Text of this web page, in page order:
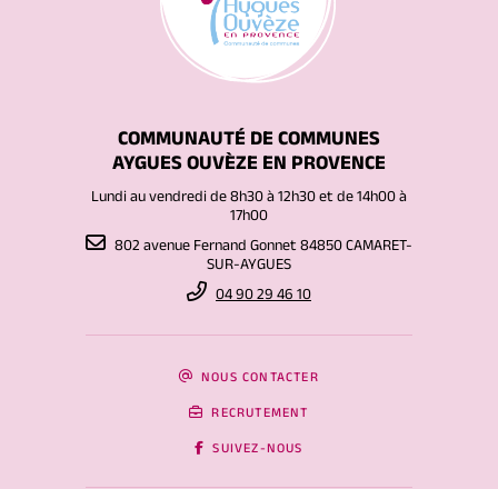
COMMUNAUTÉ DE COMMUNES
AYGUES OUVÈZE EN PROVENCE
Lundi au vendredi de 8h30 à 12h30 et de 14h00 à
17h00
802 avenue Fernand Gonnet 84850 CAMARET-
SUR-AYGUES
04 90 29 46 10
NOUS CONTACTER
RECRUTEMENT
SUIVEZ-NOUS